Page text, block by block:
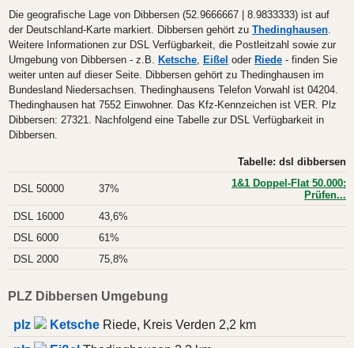
Die geografische Lage von Dibbersen (52.9666667 | 8.9833333) ist auf
der Deutschland-Karte markiert. Dibbersen gehört zu Thedinghausen.
Weitere Informationen zur DSL Verfügbarkeit, die Postleitzahl sowie zur
Umgebung von Dibbersen - z.B. Ketsche, Eißel oder Riede - finden Sie
weiter unten auf dieser Seite. Dibbersen gehört zu Thedinghausen im
Bundesland Niedersachsen. Thedinghausens Telefon Vorwahl ist 04204.
Thedinghausen hat 7552 Einwohner. Das Kfz-Kennzeichen ist VER. Plz
Dibbersen: 27321. Nachfolgend eine Tabelle zur DSL Verfügbarkeit in
Dibbersen.
Tabelle: dsl dibbersen
DSL 50000 37%
1&1 Doppel-Flat 50.000:
Prüfen...
DSL 16000
43,6%
DSL 6000
61%
DSL 2000
75,8%
PLZ Dibbersen Umgebung
plz Ketsche Riede, Kreis Verden 2,2 km